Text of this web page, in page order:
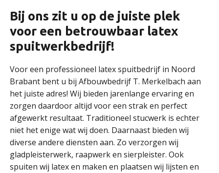
Bij ons zit u op de juiste plek
voor een betrouwbaar latex
spuitwerkbedrijf!
Voor een professioneel latex spuitbedrijf in Noord
Brabant bent u bij Afbouwbedrijf T. Merkelbach aan
het juiste adres! Wij bieden jarenlange ervaring en
zorgen daardoor altijd voor een strak en perfect
afgewerkt resultaat. Traditioneel stucwerk is echter
niet het enige wat wij doen. Daarnaast bieden wij
diverse andere diensten aan. Zo verzorgen wij
gladpleisterwerk, raapwerk en sierpleister. Ook
spuiten wij latex en maken en plaatsen wij lijsten en